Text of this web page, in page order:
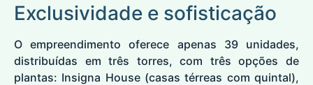
Exclusividade e sofisticação
O empreendimento oferece apenas 39 unidades,
distribuídas em três torres, com três opções de
plantas: Insigna House (casas térreas com quintal),